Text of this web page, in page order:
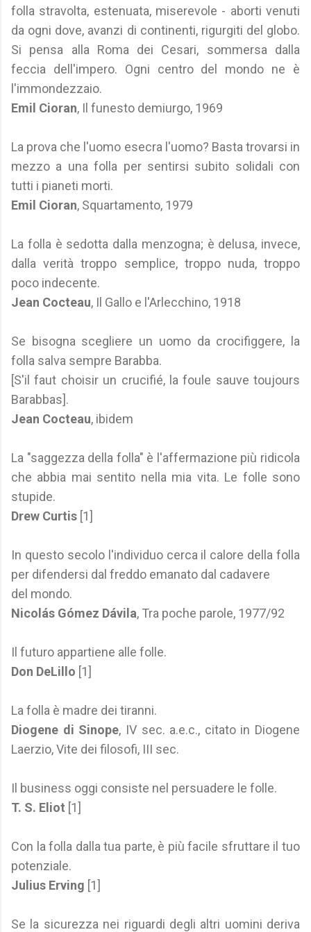
folla stravolta, estenuata, miserevole - aborti venuti
da ogni dove, avanzi di continenti, rigurgiti del globo.
Si pensa alla Roma dei Cesari, sommersa dalla
feccia dell'impero. Ogni centro del mondo ne è
l'immondezzaio.
Emil Cioran, Il funesto demiurgo, 1969
La prova che l'uomo esecra l'uomo? Basta trovarsi in
mezzo a una folla per sentirsi subito solidali con
tutti i pianeti morti.
Emil Cioran, Squartamento, 1979
La folla è sedotta dalla menzogna; è delusa, invece,
dalla verità troppo semplice, troppo nuda, troppo
poco indecente.
Jean Cocteau, Il Gallo e l'Arlecchino, 1918
Se bisogna scegliere un uomo da crocifiggere, la
folla salva sempre Barabba.
[S'il faut choisir un crucifié, la foule sauve toujours
Barabbas].
Jean Cocteau, ibidem
La "saggezza della folla" è l'affermazione più ridicola
che abbia mai sentito nella mia vita. Le folle sono
stupide.
Drew Curtis [1]
In questo secolo l'individuo cerca il calore della folla
per difendersi dal freddo emanato dal cadavere
del mondo.
Nicolás Gómez Dávila, Tra poche parole, 1977/92
Il futuro appartiene alle folle.
Don DeLillo [1]
La folla è madre dei tiranni.
Diogene di Sinope, IV sec. a.e.c., citato in Diogene
Laerzio, Vite dei filosofi, III sec.
Il business oggi consiste nel persuadere le folle.
T. S. Eliot [1]
Con la folla dalla tua parte, è più facile sfruttare il tuo
potenziale.
Julius Erving [1]
Se la sicurezza nei riguardi degli altri uomini deriva